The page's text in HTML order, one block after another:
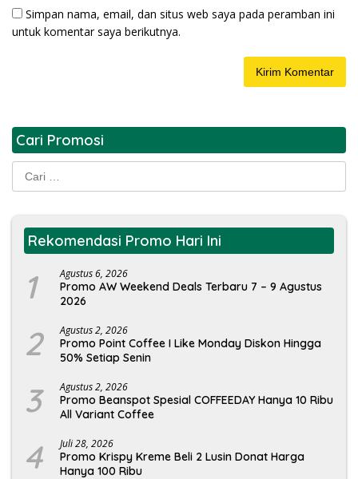
Simpan nama, email, dan situs web saya pada peramban ini
untuk komentar saya berikutnya.
Cari Promosi
Rekomendasi Promo Hari Ini
1 Agustus 6, 2026
Promo AW Weekend Deals Terbaru 7 – 9 Agustus
2026
2 Agustus 2, 2026
Promo Point Coffee I Like Monday Diskon Hingga
50% Setiap Senin
3 Agustus 2, 2026
Promo Beanspot Spesial COFFEEDAY Hanya 10 Ribu
All Variant Coffee
4 Juli 28, 2026
Promo Krispy Kreme Beli 2 Lusin Donat Harga
Hanya 100 Ribu